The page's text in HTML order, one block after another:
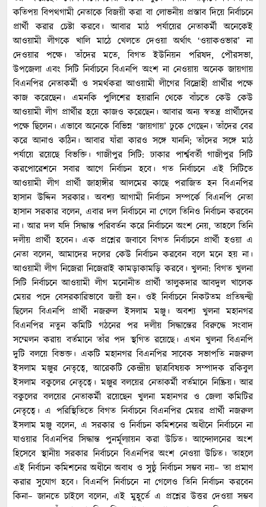
কতিপয় বিপথগামী নেতাকে বিজয়ী করা বা লোভনীয় প্রস্তাব দিয়ে নির্বাচনে
প্রার্থী করার চেষ্টা করবে। আবার মাঠ পর্যায়ের নেতাকর্মী অনেকেই
আওয়ামী লীগকে খালি মাঠে খেলতে দেওয়া অর্থাৎ ‘ওয়াকওভার’ না
দেওয়ার পক্ষে। তাঁদের মতে, বিগত ইউনিয়ন পরিষদ, পৌরসভা,
উপজেলা এবং সিটি নির্বাচনে বিএনপি অংশ না নেওয়ায় অনেক জায়গায়
বিএনপির নেতাকর্মী ও সমর্থকরা আওয়ামী লীগের বিদ্রোহী প্রার্থীর পক্ষে
কাজ করেছেন। এমনকি পুলিশের হয়রানি থেকে বাঁচতে কেউ কেউ
আওয়ামী লীগ প্রার্থীর হয়ে কাজও করেছেন। আবার অন্য স্বতন্ত্র প্রার্থীদের
পক্ষে ছিলেন। এভাবে অনেকে বিভিন্ন ‘জায়গায়’ ঢুকে গেছেন। তাঁদের বের
করে আনাও কঠিন। আবার যাঁরা কারও সঙ্গে যাননি; তাঁদের সঙ্গে মাঠ
পর্যায়ে রয়েছে বিভক্তি। গাজীপুর সিটি: ঢাকার পার্শ্ববর্তী গাজীপুর সিটি
করপোরেশনে সবার আগে নির্বাচন হবে। গত নির্বাচনে এই সিটিতে
আওয়ামী লীগ প্রার্থী জাহাঙ্গীর আলমের কাছে পরাজিত হন বিএনপির
হাসান উদ্দিন সরকার। অবশ্য আগামী নির্বাচন সম্পর্কে বিএনপি নেতা
হাসান সরকার বলেন, এবার দল নির্বাচনে না গেলে তিনিও নির্বাচন করবেন
না। আর দল যদি সিদ্ধান্ত পরিবর্তন করে নির্বাচনে অংশ নেয়, তাহলে তিনি
দলীয় প্রার্থী হবেন। এক প্রশ্নের জবাবে বিগত নির্বাচনে প্রার্থী হওয়া এ
নেতা বলেন, আমাদের দলের কেউ নির্বাচন করবেন বলে মনে হয় না।
আওয়ামী লীগ নিজেরা নিজেরাই কামড়াকামড়ি করবে। খুলনা: বিগত খুলনা
সিটি নির্বাচনে আওয়ামী লীগ মনোনীত প্রার্থী তালুকদার আবদুল খালেক
মেয়র পদে বেসরকারিভাবে জয়ী হন। ওই নির্বাচনে নিকটতম প্রতিদ্বন্দ্বী
ছিলেন বিএনপি প্রার্থী নজরুল ইসলাম মঞ্জু। অবশ্য খুলনা মহানগর
বিএনপির নতুন কমিটি গঠনের পর দলীয় সিদ্ধান্তের বিরুদ্ধে সংবাদ
সম্মেলন করায় বর্তমানে তাঁর পদ স্থগিত রয়েছে। এখন খুলনা বিএনপি
দুটি বলয়ে বিভক্ত। একটি মহানগর বিএনপির সাবেক সভাপতি নজরুল
ইসলাম মঞ্জুর নেতৃত্বে, আরেকটি কেন্দ্রীয় ছাত্রবিষয়ক সম্পাদক রকিবুল
ইসলাম বকুলের নেতৃত্বে। মঞ্জুর বলয়ের নেতাকর্মী বর্তমানে নিষ্ক্রিয়। আর
বকুলের বলয়ের নেতাকর্মী রয়েছেন খুলনা মহানগর ও জেলা কমিটির
নেতৃত্বে। এ পরিস্থিতিতে বিগত নির্বাচনে বিএনপির মেয়র প্রার্থী নজরুল
ইসলাম মঞ্জু বলেন, এ সরকার ও নির্বাচন কমিশনের অধীনে নির্বাচনে না
যাওয়ার বিএনপির সিদ্ধান্ত পুনর্মূল্যায়ন করা উচিত। আন্দোলনের অংশ
হিসেবে স্থানীয় সরকার নির্বাচনে বিএনপির অংশ নেওয়া উচিত। তাহলে
এই নির্বাচন কমিশনের অধীনে অবাধ ও সুষ্ঠু নির্বাচন সম্ভব নয়– তা প্রমাণ
করার সুযোগ হবে। বিএনপি নির্বাচনে না গেলেও তিনি নির্বাচন করবেন
কিনা– জানতে চাইলে বলেন, এই মুহূর্তে এ প্রশ্নের উত্তর দেওয়া সম্ভব